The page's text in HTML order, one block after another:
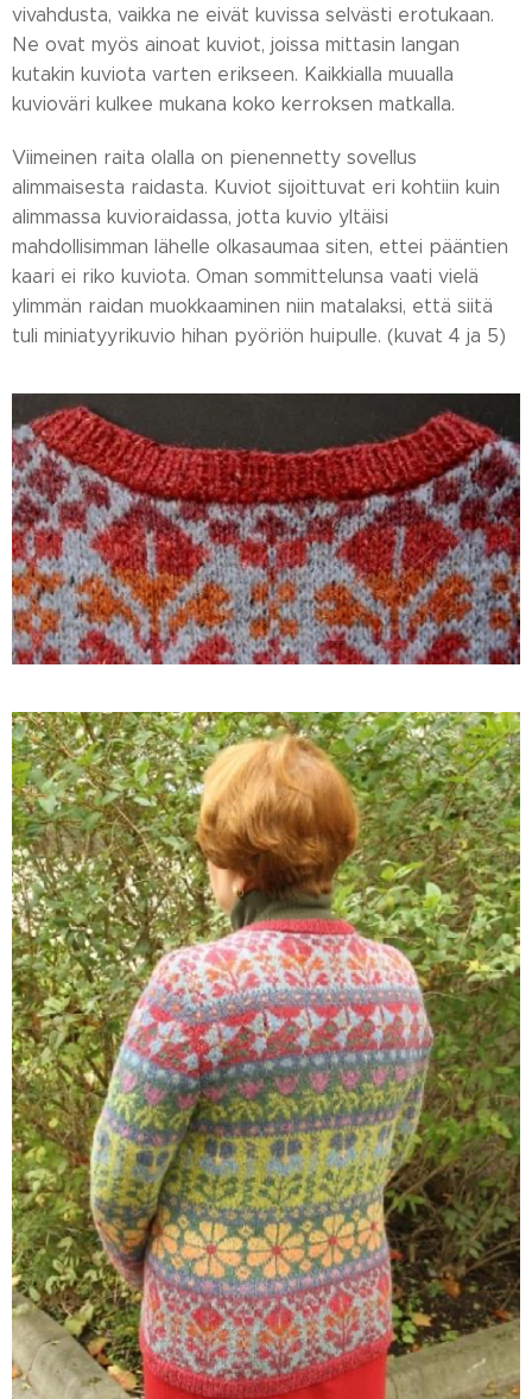
vivahdusta, vaikka ne eivät kuvissa selvästi erotukaan.
Ne ovat myös ainoat kuviot, joissa mittasin langan
kutakin kuviota varten erikseen. Kaikkialla muualla
kuvioväri kulkee mukana koko kerroksen matkalla.
Viimeinen raita olalla on pienennetty sovellus
alimmaisesta raidasta. Kuviot sijoittuvat eri kohtiin kuin
alimmassa kuvioraidassa, jotta kuvio yltäisi
mahdollisimman lähelle olkasaumaa siten, ettei pääntien
kaari ei riko kuviota. Oman sommittelunsa vaati vielä
ylimmän raidan muokkaaminen niin matalaksi, että siitä
tuli miniatyyrikuvio hihan pyöriön huipulle. (kuvat 4 ja 5)